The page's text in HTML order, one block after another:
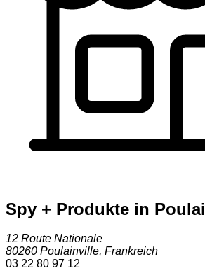
Spy + Produkte in
12 Route Nationale
80260 Poulainville, Frankreich
03 22 80 97 12